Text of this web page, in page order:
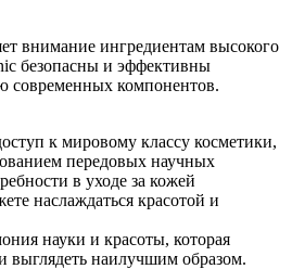
внимание ингредиентам высокого
безопасны и эффективны
современных компонентов.
к мировому классу косметики,
передовых научных
в уходе за кожей
наслаждаться красотой и
науки и красоты, которая
выглядеть наилучшим образом.